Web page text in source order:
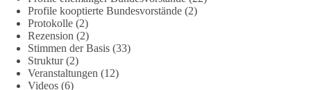
659 669 26
DieBasis
Profile kooptierte Bundesvorstände (2)
Protokolle (2)
Rezension (2)
Stimmen der Basis (33)
Struktur(2)
Veranstaltungen (12)
Videos (6)